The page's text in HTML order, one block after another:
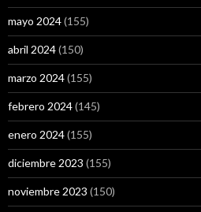
mayo 2024(155)
abril 2024(150)
marzo 2024(155)
febrero 2024(145)
enero 2024(155)
diciembre 2023 (155)
noviembre 2023 (150)